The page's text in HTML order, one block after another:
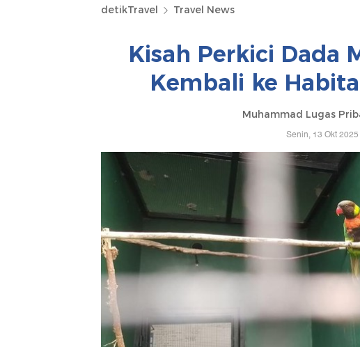
detikTravel Travel News
Kisah Perkici Dada
Kembali ke
Muhammad Lugas
Senin, 13 Okt